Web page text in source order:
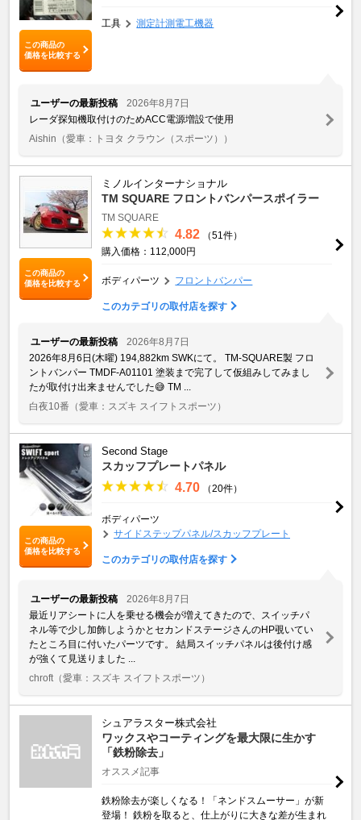
この商品の
価格を比較する
工具 測定計測電工機器
ユーザーの最新投稿
2026年8月7日
レーダ探知機取付けのためACC電源増設で使用
Aishin （愛車：トヨタ クラウン（スポーツ））
この商品の
価格を比較する
ミノルインターナショナル
TM SQUARE フロントバンパースポイラー
TM SQUARE
4.82
（51件）
購入価格：112,000円
ボディパーツ フロントバンパー
このカテゴリの取付店を探す
ユーザーの最新投稿
2026年8月7日
2026年8月6日(木曜) 194,882km SWKにて。 TM-SQUARE製 フロ
ントバンパー TMDF-A01101 塗装まで完了して仮組みしてみまし
たが取付け出来ませんでした😅 TM ...
白夜10番 （愛車：スズキ スイフトスポーツ）
この商品の
価格を比較する
Second Stage
スカッフプレートパネル
4.70 （20件）
ボディパーツ
サイドステップパネル/スカッフプレート
このカテゴリの取付店を探す
ユーザーの最新投稿
2026年8月7日
最近リアシートに人を乗せる機会が増えてきたので、スイッチパ
ネル等で少し加飾しようかとセカンドステージさんのHP覗いてい
たところ目に付いたパーツです。 結局スイッチパネルは後付け感
が強くて見送りました ...
chroft （愛車：スズキ スイフトスポーツ）
シュアラスター株式会社
ワックスやコーティングを最大限に生かす
「鉄粉除去」
オススメ記事
鉄粉除去が楽しくなる！「ネンドスムーサー」が新
登場！ 鉄粉を取ると、仕上がりに大きな差が生まれ